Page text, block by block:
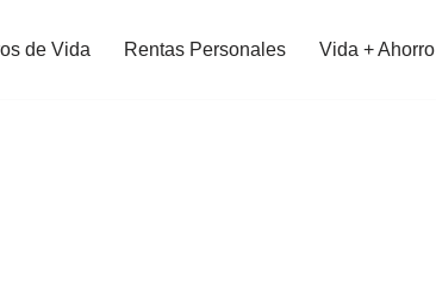
de Vida Rentas Personales Vida + Ahorro